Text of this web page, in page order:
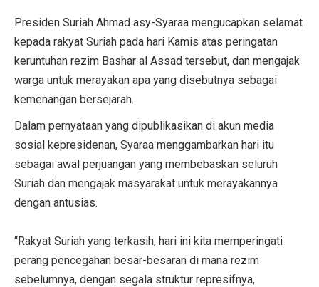
Presiden Suriah Ahmad asy-Syaraa mengucapkan selamat
kepada rakyat Suriah pada hari Kamis atas peringatan
keruntuhan rezim Bashar al Assad tersebut, dan mengajak
warga untuk merayakan apa yang disebutnya sebagai
kemenangan bersejarah.
Dalam pernyataan yang dipublikasikan di akun media
sosial kepresidenan, Syaraa menggambarkan hari itu
sebagai awal perjuangan yang membebaskan seluruh
Suriah dan mengajak masyarakat untuk merayakannya
dengan antusias.
“Rakyat Suriah yang terkasih, hari ini kita memperingati
perang pencegahan besar-besaran di mana rezim
sebelumnya, dengan segala struktur represifnya,